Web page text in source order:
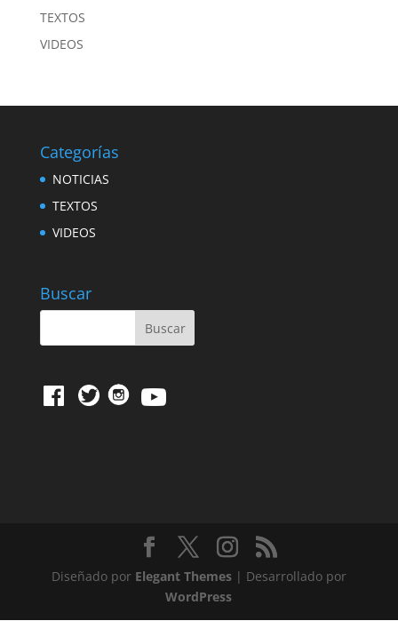
TEXTOS
VIDEOS
Categorías
NOTICIAS
TEXTOS
VIDEOS
Buscar
Diseñado por Elegant Themes| Desarrollado por
WordPress